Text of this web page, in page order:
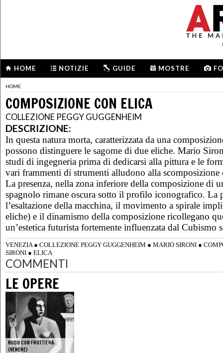
HOME NOTIZIE GUIDE MOSTRE
HOME
COMPOSIZIONE CON ELICA
COLLEZIONE PEGGY GUGGENHEIM
DESCRIZIONE:
In questa natura morta, caratterizzata da una
possono distinguere le sagome di due eliche. Mario
studi di ingegneria prima di dedicarsi alla pittura e le
vari frammenti di strumenti alludono alla
La presenza, nella zona inferiore della composizione di
spagnolo rimane oscura sotto il profilo iconografico. La
l’esaltazione della macchina, il movimento a spirale
eliche) e il dinamismo della composizione ricollegano
un’estetica futurista fortemente influenzata dal Cubismo
VENEZIA● COLLEZIONE PEGGY GUGGENHEIM ● MARIO SIRONI ●
SIRONI ● ELICA
COMMENTI
LE OPERE
NUDO CON FRUTTIERA
(VENERE)